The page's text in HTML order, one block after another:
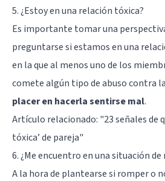
5. ¿Estoy en una relación tóxica?
Es importante tomar una
preguntarse si estamos en una
en la que al menos uno de los
comete algún tipo de abuso contra
placer en hacerla sentirse mal.
Artículo relacionado: "23 señales de
tóxica’ de pareja"
6. ¿Me encuentro en una situación
A la hora de plantearse si romper o